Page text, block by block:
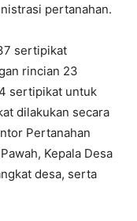
pertanahan.
sertipikat
rincian 23
sertipikat untuk
dilakukan secara
Pertanahan
Kepala Desa
desa, serta